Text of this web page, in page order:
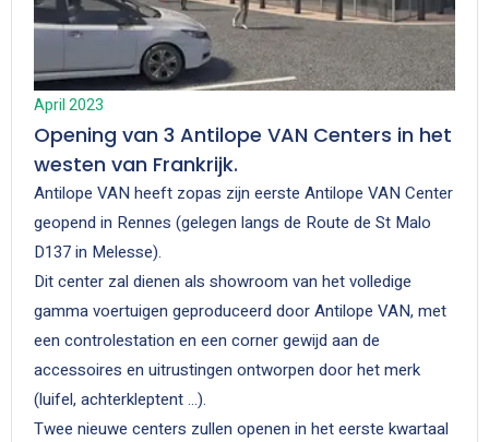
April 2023
Opening van 3 Antilope VAN Centers in het
westen van Frankrijk.
Antilope VAN heeft zopas zijn eerste Antilope VAN Center
geopend in Rennes (gelegen langs de Route de St Malo
D137 in Melesse).
Dit center zal dienen als showroom van het volledige
gamma voertuigen geproduceerd door Antilope VAN, met
een controlestation en een corner gewijd aan de
accessoires en uitrustingen ontworpen door het merk
(luifel, achterkleptent ...).
Twee nieuwe centers zullen openen in het eerste kwartaal